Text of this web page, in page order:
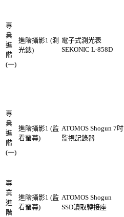
專
業
進
階
(一)
進階攝影1 (測
光錶)
電子式測光表
SEKONIC L-858D
專
業
進
階
(一)
進階攝影1 (監
看螢幕)
ATOMOS Shogun 7吋
監視記錄器
專
業
進
階
進階攝影1 (監
看螢幕)
ATOMOS Shogun
SSD讀取轉接座